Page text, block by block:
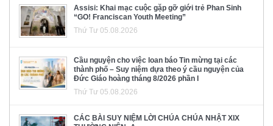
Assisi: Khai mạc cuộc gặp gỡ giới trẻ Phan Sinh
“GO! Franciscan Youth Meeting”
Thứ Tư 05.08.2026
Cầu nguyện cho việc loan báo Tin mừng tại các
thành phố – Suy niệm dựa theo ý cầu nguyện của
Đức Giáo hoàng tháng 8/2026 phần I
Thứ Tư 05.08.2026
CÁC BÀI SUY NIỆM LỜI CHÚA CHÚA NHẬT XIX